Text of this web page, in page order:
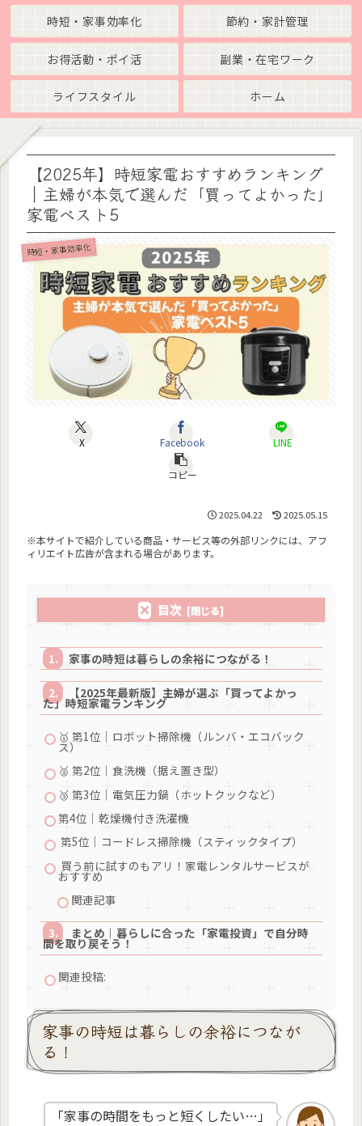
時短・家事効率化 節約・家計管理
お得活動・ポイ活 副業・在宅ワーク
ライフスタイル ホーム
【2025年】時短家電おすすめランキング
｜主婦が本気で選んだ「買ってよかった」
家電ベスト5
時短・家事効率化
X Facebook LINE
コピー
2025.04.22 2025.05.15
※本サイトで紹介している商品・サービス等の外部リンクには、アフ
ィリエイト広告が含まれる場合があります。
目次
家事の時短は暮らしの余裕につながる！
【2025年最新版】主婦が選ぶ「買ってよかっ
た」時短家電ランキング
🥇 第1位｜ロボット掃除機（ルンバ・エコバック
ス）
🥈 第2位｜食洗機（据え置き型）
🥉 第3位｜電気圧力鍋（ホットクックなど）
第4位｜乾燥機付き洗濯機
第5位｜コードレス掃除機（スティックタイプ）
買う前に試すのもアリ！家電レンタルサービスが
おすすめ
関連記事
まとめ｜暮らしに合った「家電投資」で自分時
間を取り戻そう！
関連投稿:
家事の時短は暮らしの余裕につなが
る！
「家事の時間をもっと短くしたい…」